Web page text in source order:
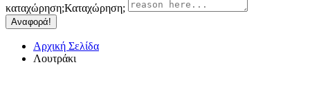
καταχώρηση;Καταχώρηση;
Αναφορά!
Αρχική Σελίδα
Λουτράκι